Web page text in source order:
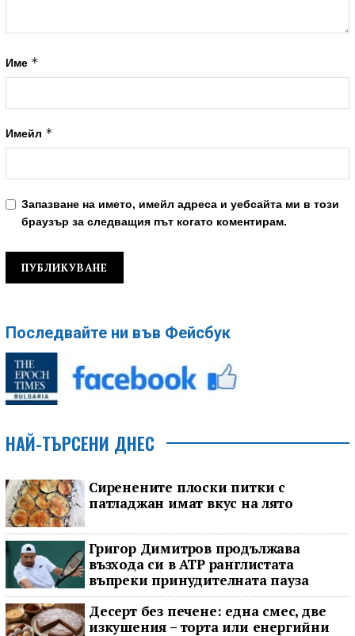
Име *
Имейл *
Запазване на името, имейл адреса и уебсайта ми в този
браузър за следващия път когато коментирам.
Последвайте ни във Фейсбук
НАЙ-ТЪРСЕНИ ДНЕС
Сиренените плоски питки с
патладжан имат вкус на лято
Григор Димитров продължава
възхода си в ATP ранглистата
въпреки принудителната пауза
Десерт без печене: една смес, две
изкушения – торта или енергийни